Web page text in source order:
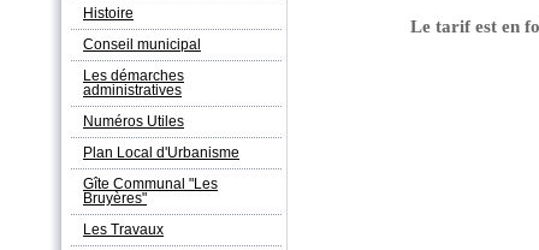
Histoire
Conseil municipal
Les démarches
administratives
Numéros Utiles
Plan Local d'Urbanisme
Gîte Communal "Les
Bruyères"
Les Travaux
Le tarif est en